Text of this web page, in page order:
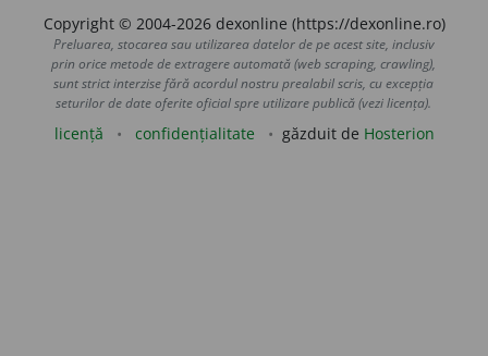
Copyright © 2004-2026 dexonline (https://dexonline.ro)
Preluarea, stocarea sau utilizarea datelor de pe acest site, inclusiv
prin orice metode de extragere automată (web scraping, crawling),
sunt strict interzise fără acordul nostru prealabil scris, cu excepția
seturilor de date oferite oficial spre utilizare publică (vezi licența).
licență confidențialitate găzduit de Hosterion